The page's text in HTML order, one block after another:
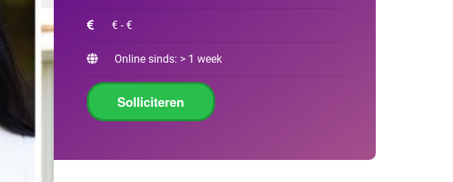
€ - €
Online sinds: > 1 week
Solliciteren